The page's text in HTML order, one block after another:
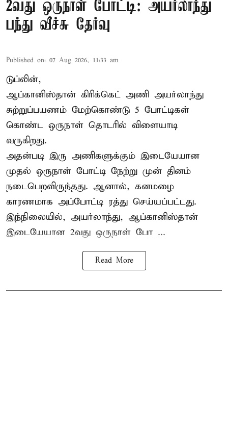
2வது ஒருநாள் போட்டி: அயர்லாந்து
பந்து வீச்சு தேர்வு
Published on: 07 Aug 2026, 11:33 am
டுப்லின்,
ஆப்கானிஸ்தான் கிரிக்கெட் அணி அயர்லாந்து
சுற்றுப்பயணம் மேற்கொண்டு 5 போட்டிகள்
கொண்ட ஒருநாள் தொடரில் விளையாடி
வருகிறது.
அதன்படி இரு அணிகளுக்கும் இடையேயான
முதல் ஒருநாள் போட்டி நேற்று முன் தினம்
நடைபெறவிருந்தது. ஆனால், கனமழை
காரணமாக அப்போட்டி ரத்து செய்யப்பட்டது.
இந்நிலையில், அயர்லாந்து, ஆப்கானிஸ்தான்
இடையேயான 2வது ஒருநாள் போ ...
Read More